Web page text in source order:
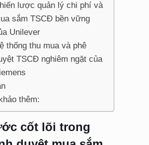
lược quản lý chi phí và
sắm TSCĐ bền vững
Unilever
thống thu mua và phê
TSCĐ nghiêm ngặt của
thêm:
cốt lõi trong